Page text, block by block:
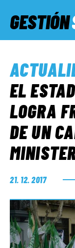
GESTIÓN
SERVICIOS
INFORMES
FUERA DE
EL LADO «G»
EL
LOGRA
DE UN
21. 12. 2017